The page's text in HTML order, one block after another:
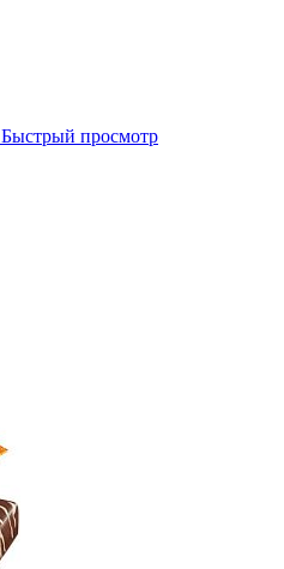
Быстрый просмотр